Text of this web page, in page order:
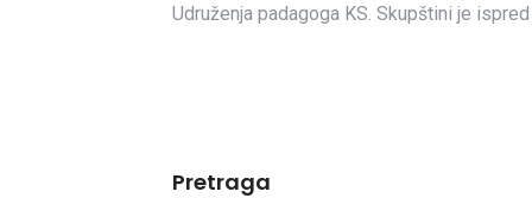
Udruženja padagoga KS. Skupštini je
Pretraga